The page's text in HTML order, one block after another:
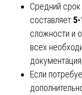
Средний
составляет
сложности и
всех
Если